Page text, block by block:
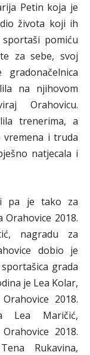
Petin koja je
života koji ih
pomiću
za sebe, svoj
na njihovom
Orahovicu.
trenerima, a
i truda
natjecala i
pa je tako za
2018.
nagradu za
dobio je
grada
je Lea Kolar,
2018.
Maričić,
2018.
Rukavina,